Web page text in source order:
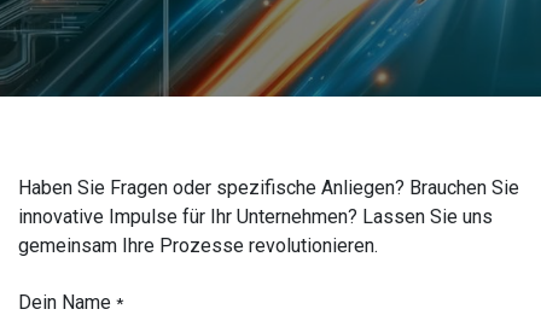
Haben Sie Fragen oder spezifische Anliegen? Brauchen Sie
innovative Impulse für Ihr Unternehmen? Lassen Sie uns
gemeinsam Ihre Prozesse revolutionieren.
Dein Name *